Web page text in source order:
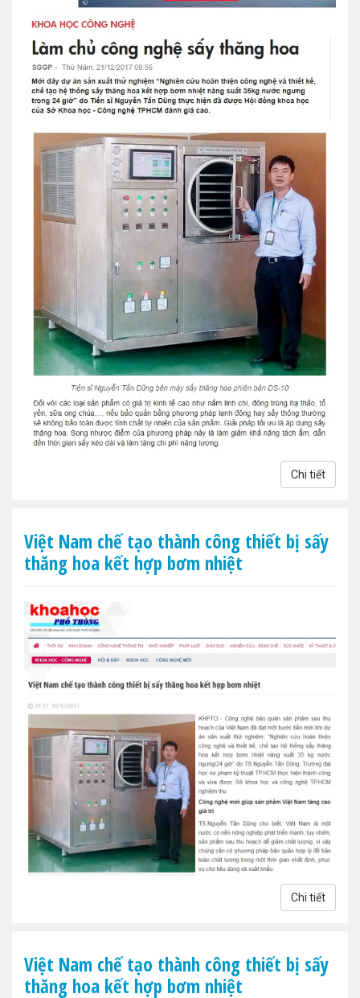
Chi tiết
Việt Nam chế tạo thành công thiết bị sấy
thăng hoa kết hợp bơm nhiệt
Chi tiết
Việt Nam chế tạo thành công thiết bị sấy
thăng hoa kết hợp bơm nhiệt